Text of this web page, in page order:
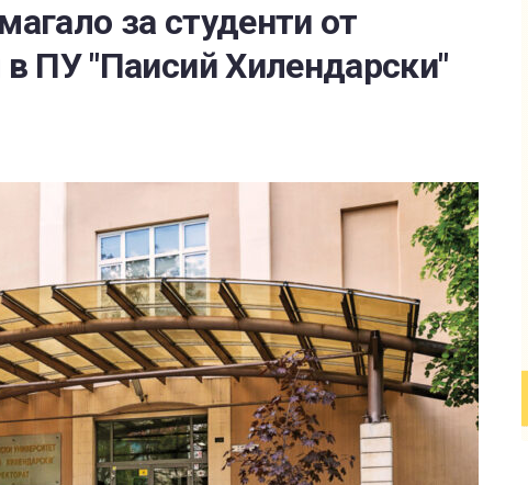
за студенти от
ПУ "Паисий Хилендарски"